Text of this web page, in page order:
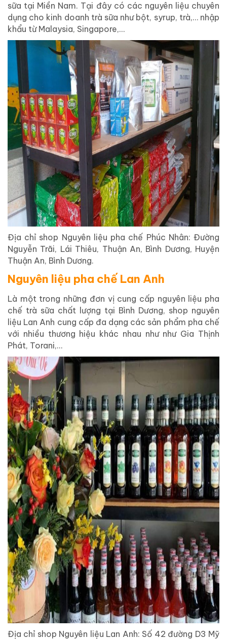
sữa tại Miền Nam. Tại đây có các nguyên liệu chuyên
dụng cho kinh doanh trà sữa như bột, syrup, trà,… nhập
khẩu từ Malaysia, Singapore,…
Địa chỉ shop Nguyên liệu pha chế Phúc Nhân: Đường
Nguyễn Trãi, Lái Thiêu, Thuận An, Bình Dương, Huyện
Thuận An, Bình Dương.
Nguyên liệu pha chế Lan Anh
Là một trong những đơn vị cung cấp nguyên liệu pha
chế trà sữa chất lượng tại Bình Dương, shop nguyên
liệu Lan Anh cung cấp đa dạng các sản phẩm pha chế
với nhiều thương hiệu khác nhau như như Gia Thịnh
Phát, Torani,…
Địa chỉ shop Nguyên liệu Lan Anh: Số 42 đường D3 Mỹ